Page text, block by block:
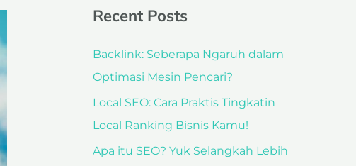
Recent Posts
Backlink: Seberapa Ngaruh dalam
Optimasi Mesin Pencari?
Local SEO: Cara Praktis Tingkatin
Local Ranking Bisnis Kamu!
Apa itu SEO? Yuk Selangkah Lebih